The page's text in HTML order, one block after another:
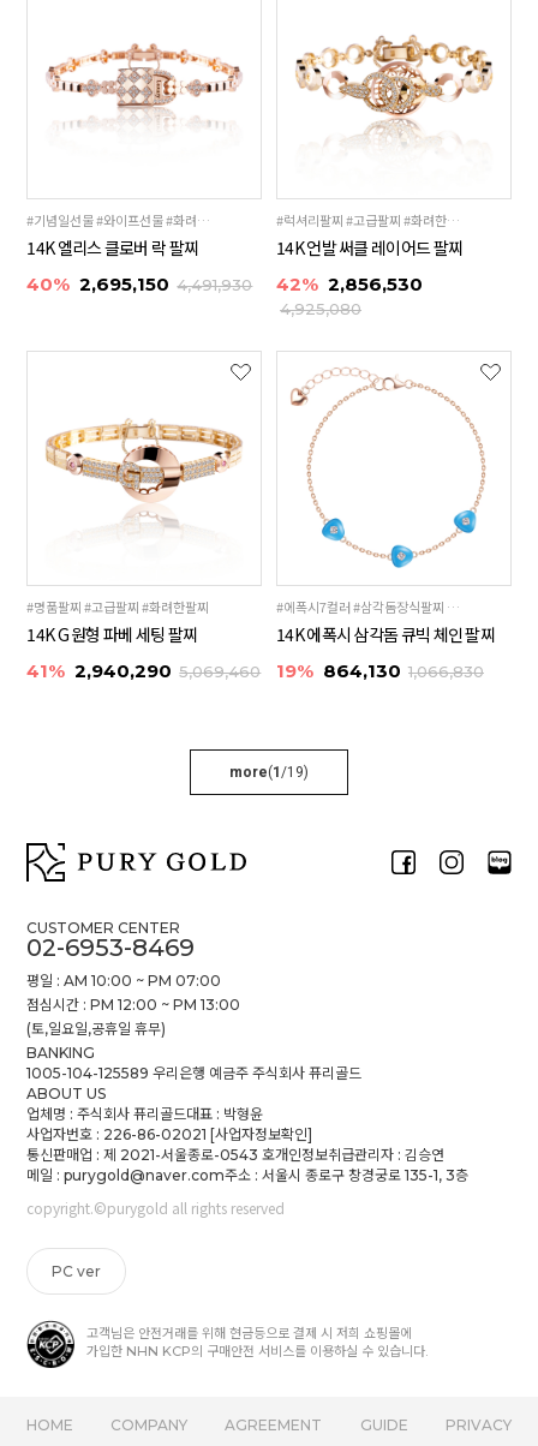
#기념일선물 #와이프선물 #화려한팔찌
14K 엘리스 클로버 락 팔찌
40% 2,695,150 4,491,930
#럭셔리팔찌 #고급팔찌 #화려한팔찌
14K 언발 써클 레이어드 팔찌
42% 2,856,530
4,925,080
#명품팔찌 #고급팔찌 #화려한팔찌
14K G 원형 파베 세팅 팔찌
41% 2,940,290 5,069,460
#에폭시7컬러 #삼각돔장식팔찌 #레이어드체인팔찌
14K 에폭시 삼각돔 큐빅 체인 팔찌
19% 864,130 1,066,830
more(1/19)
CUSTOMER CENTER
02-6953-8469
평일 : AM 10:00 ~ PM 07:00
점심시간 : PM 12:00 ~ PM 13:00
(토,일요일,공휴일 휴무)
BANKING
1005-104-125589 우리은행 예금주 주식회사 퓨리골드
ABOUT US
업체명 : 주식회사 퓨리골드대표 : 박형윤
사업자번호 : 226-86-02021 [사업자정보확인]
통신판매업 : 제 2021-서울종로-0543 호개인정보취급관리자 : 김승연
메일 : purygold@naver.com주소 : 서울시 종로구 창경궁로 135-1, 3층
copyright.©purygold all rights reserved
PC ver
고객님은 안전거래를 위해 현금등으로 결제 시 저희 쇼핑몰에
가입한 NHN KCP의 구매안전 서비스를 이용하실 수 있습니다.
HOME COMPANY AGREEMENT GUIDE PRIVACY